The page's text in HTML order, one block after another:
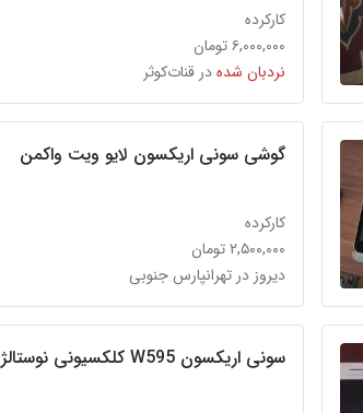
کارکرده
۶,۰۰۰,۰۰۰ تومان
نردبان شدهدر قنات‌کوثر
گوشی سونی اریکسون لایو ویت واکمن
کارکرده
۲,۵۰۰,۰۰۰ تومان
دیروز در تهرانپارس جنوبی
سونی اریکسون W595 کلکسیونی نوستالژی